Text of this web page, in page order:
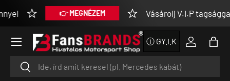
DIREKT ZUM INHALT
👉 MEGNÉZEM Vásárolj V.I.P tagsággal
Suchen
Suchen
ⓘ GY.I.K
Einloggen
Menü